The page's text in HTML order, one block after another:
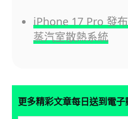
iPhone 17 Pro 發
蒸汽室散熱系統
更多精彩文章每日送到電子